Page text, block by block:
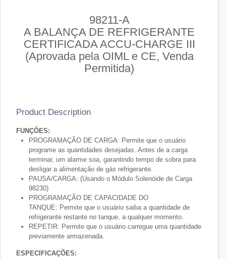
98211-A
A BALANÇA DE REFRIGERANTE
CERTIFICADA ACCU-CHARGE III
(Aprovada pela OIML e CE, Venda
Permitida)
Product Description
FUNÇÕES:
PROGRAMAÇÃO DE CARGA: Permite que o usuário
programe as quantidades desejadas. Antes de a carga
terminar, um alarme soa, garantindo tempo de sobra para
desligar a alimentação de gás refrigerante.
PAUSA/CARGA: (Usando o Módulo Solenóide de Carga
98230)
PROGRAMAÇÃO DE CAPACIDADE DO
TANQUE: Permite que o usuário saiba a quantidade de
refrigerante restante no tanque, a qualquer momento.
REPETIR: Permite que o usuário carregue uma quantidade
previamente armazenada.
ESPECIFICAÇÕES: